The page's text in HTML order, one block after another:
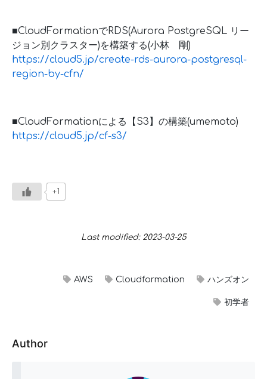
■CloudFormationでRDS(Aurora PostgreSQL リー
ジョン別クラスター)を構築する(小林 剛)
https://cloud5.jp/create-rds-aurora-postgresql-
region-by-cfn/
■CloudFormationによる【S3】の構築(umemoto)
https://cloud5.jp/cf-s3/
+1
Last modified: 2023-03-25
AWS Cloudformation ハンズオン
初学者
Author